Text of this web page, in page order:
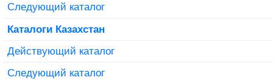
Следующий каталог
Каталоги Казахстан
Действующий каталог
Следующий каталог